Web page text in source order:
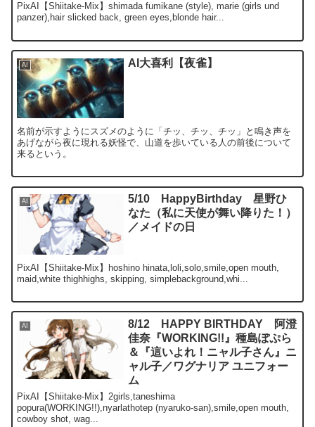
PixAI【Shiitake-Mix】shimada fumikane (style), marie (girls und
panzer),hair slicked back, green eyes,blonde hair...
AI AI大喜利【夜雀】
名前が示すようにスズメのように「チッ、チッ、チッ」と鳴き声を
あげながら夜に現れる妖怪で、山道を歩いている人の前後について
来るという。
AI
5/10 HappyBirthday 星野ひ
なた（私に天使が舞い降りた！）
／メイドの日
PixAI【Shiitake-Mix】hoshino hinata,loli,solo,smile,open mouth,
maid,white thighhighs, skipping, simplebackground,whi...
AI
8/12 HAPPY BIRTHDAY 阿澄
佳奈『WORKING!!』種島ぽぷら
＆『這いよれ！ニャル子さん』ニ
ャル子／ワグナリア ユニフォー
ム
PixAI【Shiitake-Mix】2girls,taneshima
popura(WORKING!!),nyarlathotep (nyaruko-san),smile,open mouth,
cowboy shot, wag...